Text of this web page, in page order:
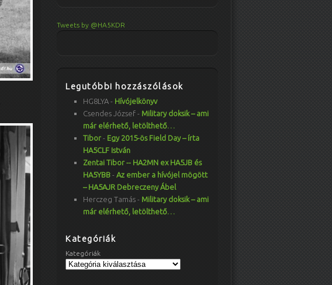
Tweets by @HA5KDR
Legutóbbi hozzászólások
HG8LYA - Hívójelkönyv
Csendes József - Military doksik – ami
már elérhető, letölthető…
Tibor - Egy 2015-ös Field Day – írta
HA5CLF István
Zentai Tibor -- HA2MN ex HA5JB és
HA5YBB - Az ember a hívójel mögött
– HA5AJR Debreczeny Ábel
Herczeg Tamás - Military doksik – ami
már elérhető, letölthető…
Kategóriák
Kategóriák